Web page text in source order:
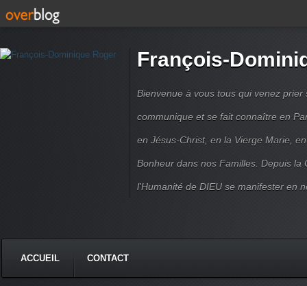
François-
Bienvenue à vous tous qui venez prier
communique et se fait connaître en
en Jésus-Christ, en la Vierge Marie,
Bonheur dans nos Familles. Depuis la
l'Humanité de DIEU se manifester en
ACCUEIL CONTACT